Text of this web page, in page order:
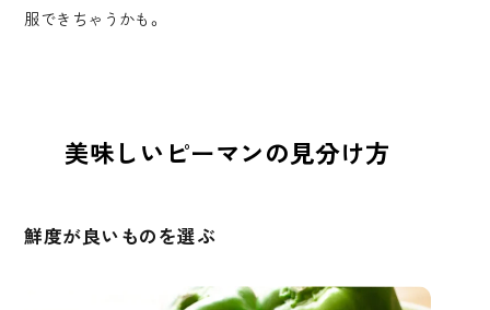
服できちゃうかも。
美味しいピーマンの見分け方
鮮度が良いものを選ぶ